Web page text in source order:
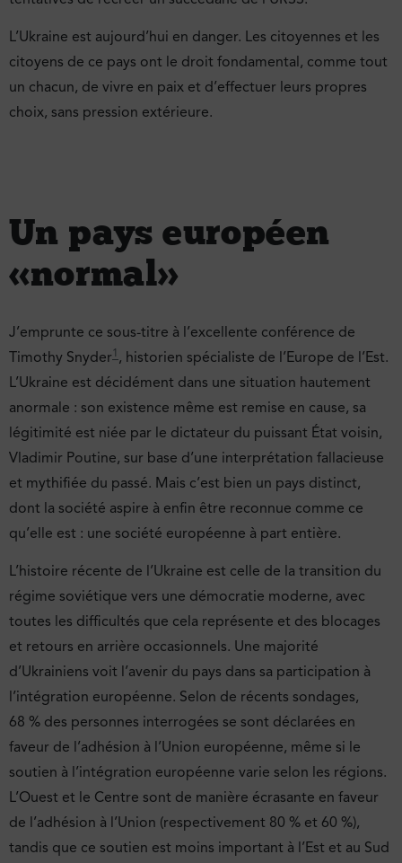
L’Ukraine est aujourd’hui en danger. Les citoyennes et les
citoyens de ce pays ont le droit fondamental, comme tout
un chacun, de vivre en paix et d’effectuer leurs propres
choix, sans pression extérieure.
Un pays européen
« normal »
J’emprunte ce sous-titre à l’excellente conférence de
Timothy Snyder 1 , historien spécialiste de l’Europe de l’Est.
L’Ukraine est décidément dans une situation hautement
anormale : son existence même est remise en cause, sa
légitimité est niée par le dictateur du puissant État voisin,
Vladimir Poutine, sur base d’une interprétation fallacieuse
et mythifiée du passé. Mais c’est bien un pays distinct,
dont la société aspire à enfin être reconnue comme ce
qu’elle est : une société européenne à part entière.
L’histoire récente de l’Ukraine est celle de la transition du
régime soviétique vers une démocratie moderne, avec
toutes les difficultés que cela représente et des blocages
et retours en arrière occasionnels. Une majorité
d’Ukrainiens voit l’avenir du pays dans sa participation à
l’intégration européenne. Selon de récents sondages,
68 % des personnes interrogées se sont déclarées en
faveur de l’adhésion à l’Union européenne, même si le
soutien à l’intégration européenne varie selon les régions.
L’Ouest et le Centre sont de manière écrasante en faveur
de l’adhésion à l’Union (respectivement 80 % et 60 %),
tandis que ce soutien est moins important à l’Est et au Sud